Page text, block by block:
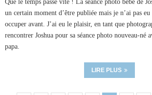
Que le temps passe vite ! La séance photo bébé de
un certain moment d’être publiée mais je n’ai pas eu
occuper avant. J’ai eu le plaisir, en tant que
rencontrer Joshua pour sa séance photo nouveau-né
papa.
LIRE PLUS